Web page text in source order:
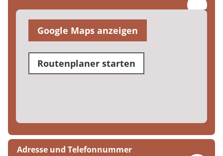
Google Maps anzeigen
Routenplaner starten
Adresse und Telefonnummer